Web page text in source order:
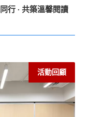
行 ‧ 共築溫馨閱讀
活動回顧